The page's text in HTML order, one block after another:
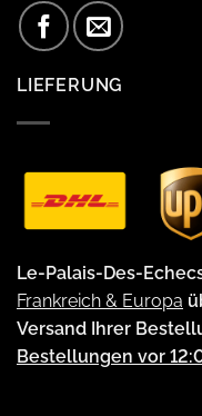
LIEFERUNG
Le-Palais-Des-
Frankreich & Europa
Versand Ihrer
Bestellungen vor